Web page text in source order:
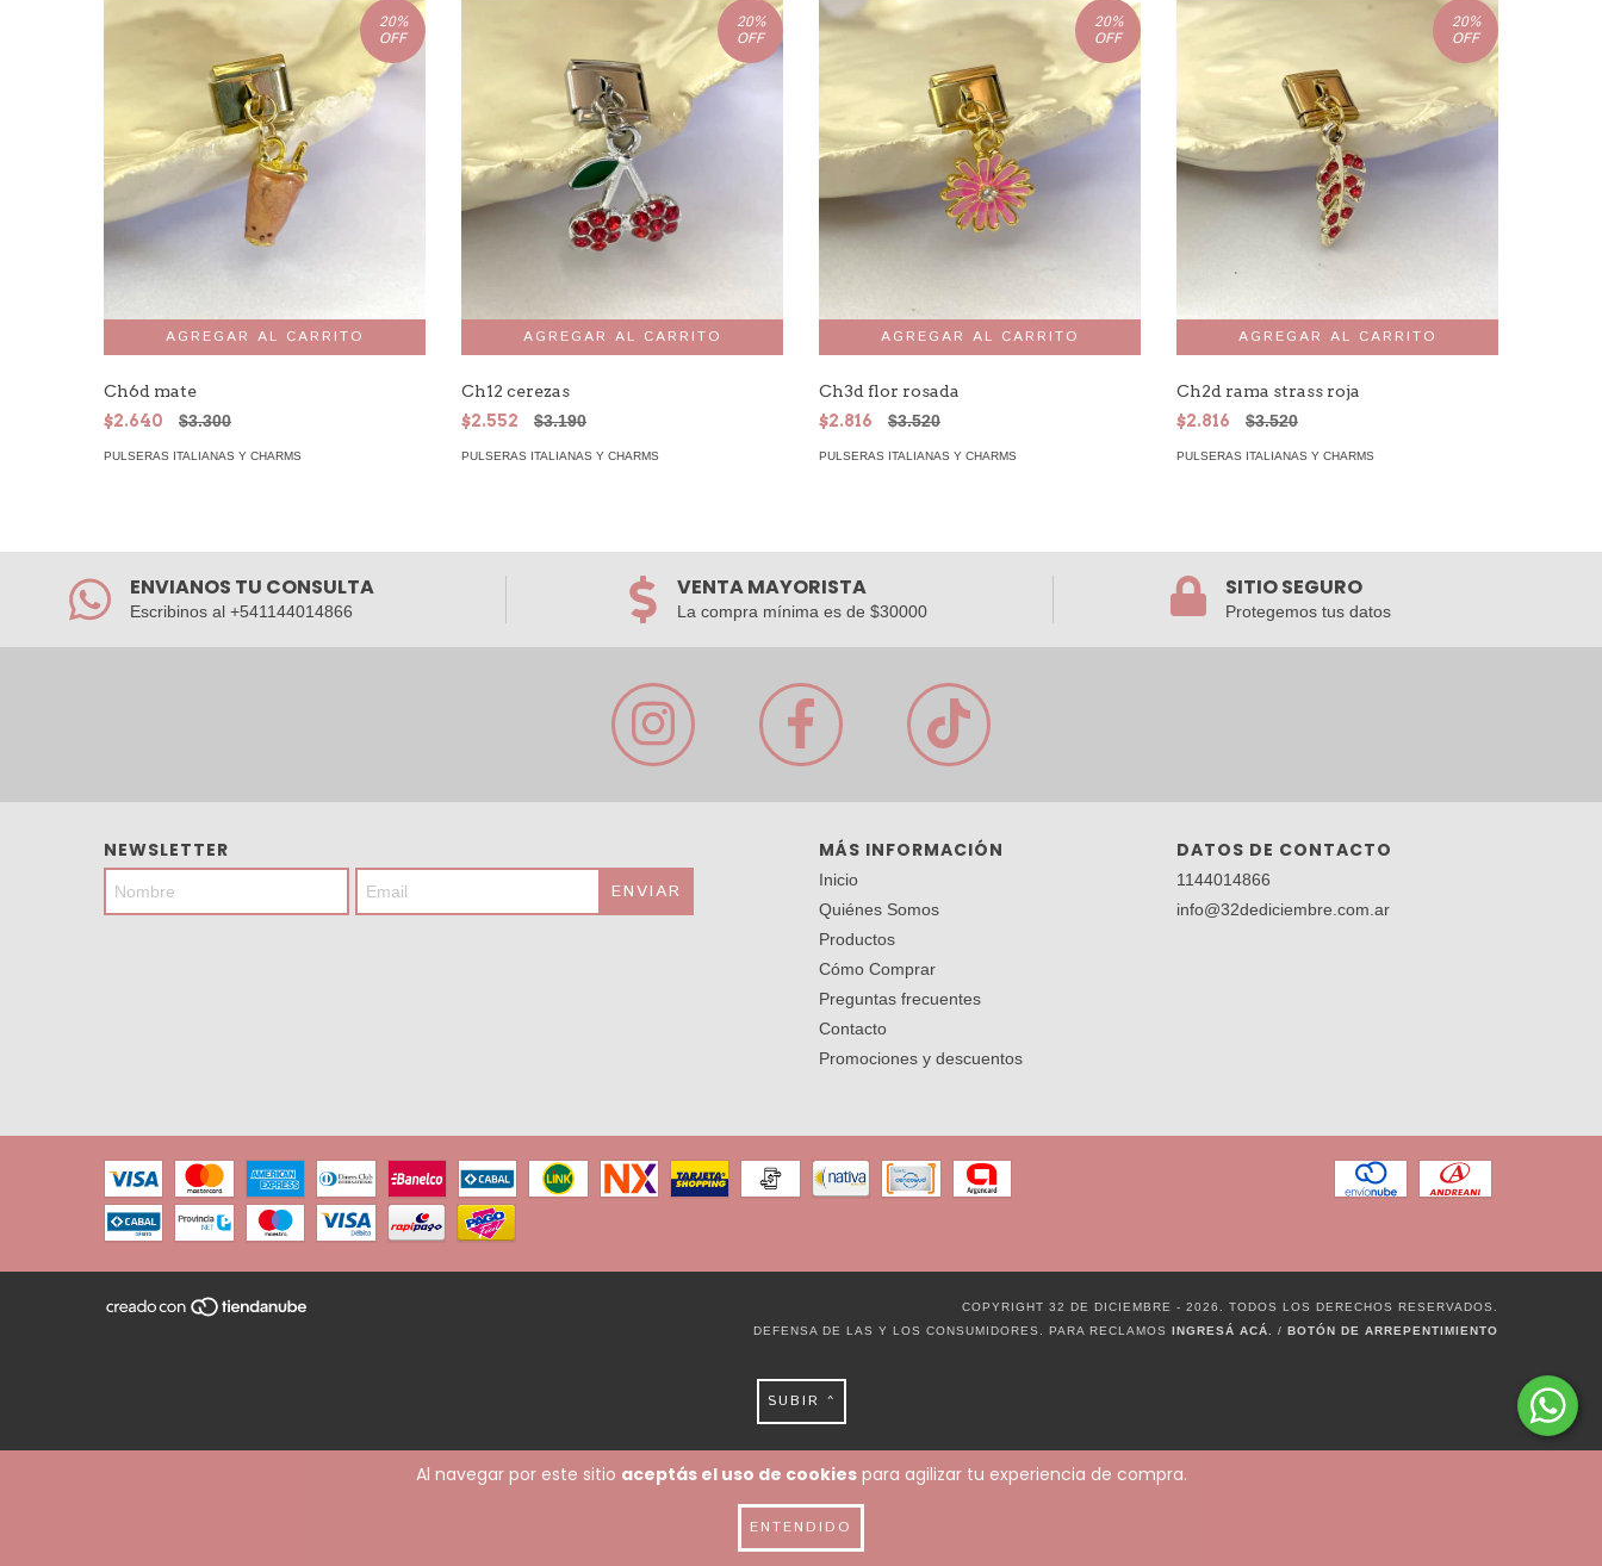
Al navegar por este sitio aceptás el uso de cookiespara agilizar tu experiencia de compra.
ENTENDIDO
20%
OFF
Ch6d mate
$2.640
$3.300
PULSERAS ITALIANAS Y CHARMS
20%
OFF
Ch12 cerezas
$2.552
$3.190
PULSERAS ITALIANAS Y CHARMS
20%
OFF
Ch3d flor rosada
$2.816
$3.520
PULSERAS ITALIANAS Y CHARMS
20%
OFF
Ch2d rama strass roja
$2.816
$3.520
PULSERAS ITALIANAS Y CHARMS
ENVIANOS TU CONSULTA
Escribinos al +541144014866
VENTA MAYORISTA
La compra mínima es de $30000
SITIO SEGURO
Protegemos tus datos
NEWSLETTER MÁS INFORMACIÓN
Inicio
Quiénes Somos
Productos
Cómo Comprar
Preguntas frecuentes
Contacto
Promociones y descuentos
DATOS DE CONTACTO
1144014866
info@32dediciembre.com.ar
COPYRIGHT 32 DE DICIEMBRE - 2026. TODOS LOS DERECHOS RESERVADOS.
DEFENSA DE LAS Y LOS CONSUMIDORES. PARA RECLAMOS INGRESÁ ACÁ. / BOTÓN DE ARREPENTIMIENTO
SUBIR ^